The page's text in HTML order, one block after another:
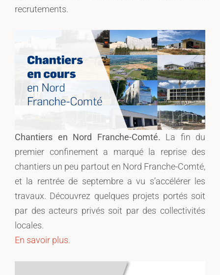
recrutements.
Chantiers en Nord Franche-Comté. La fin du
premier confinement a marqué la reprise des
chantiers un peu partout en Nord Franche-Comté,
et la rentrée de septembre a vu s’accélérer les
travaux. Découvrez quelques projets portés soit
par des acteurs privés soit par des collectivités
locales.
En savoir plus.